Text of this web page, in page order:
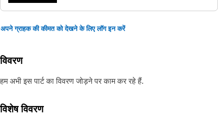
अपने ग्राहक की कीमत को देखने के लिए लॉग इन करें
विवरण
हम अभी इस पार्ट का विवरण जोड़ने पर काम कर रहे हैं.
विशेष विवरण